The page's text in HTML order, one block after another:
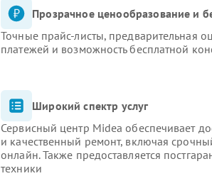
Прозрачное ценообразование и
Точные прайс-листы, предварительная
платежей и возможность бесплатной
Широкий спектр услуг
Сервисный центр Midea обеспечивает
и качественный ремонт, включая
онлайн. Также предоставляется
техники